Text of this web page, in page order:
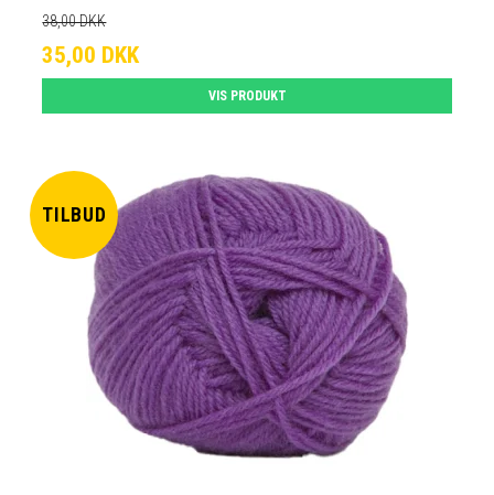
38,00 DKK
35,00 DKK
VIS PRODUKT
TILBUD